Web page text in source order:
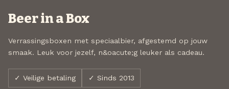
Beer in a Box
Verrassingsboxen met speciaalbier, afgestemd op jouw
smaak. Leuk voor jezelf, n&oacute;g leuker als cadeau.
✓ Veilige betaling ✓ Sinds 2013